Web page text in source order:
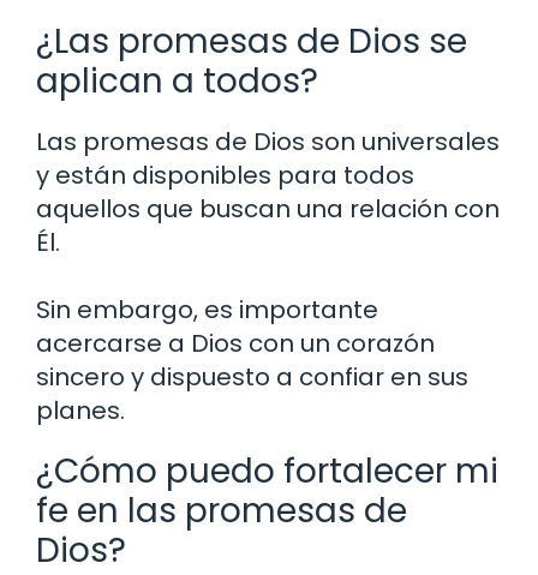
¿Las promesas de Dios se
aplican a todos?
Las promesas de Dios son universales
y están disponibles para todos
aquellos que buscan una relación con
Él.
Sin embargo, es importante
acercarse a Dios con un corazón
sincero y dispuesto a confiar en sus
planes.
¿Cómo puedo fortalecer mi
fe en las promesas de
Dios?